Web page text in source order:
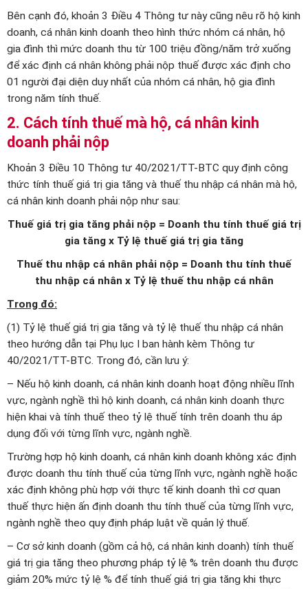
Bên cạnh đó, khoản 3 Điều 4 Thông tư này cũng nêu rõ hộ kinh
doanh, cá nhân kinh doanh theo hình thức nhóm cá nhân, hộ
gia đình thì mức doanh thu từ 100 triệu đồng/năm trở xuống
để xác định cá nhân không phải nộp thuế được xác định cho
01 người đại diện duy nhất của nhóm cá nhân, hộ gia đình
trong năm tính thuế.
2. Cách tính thuế mà hộ, cá nhân kinh
doanh phải nộp
Khoản 3 Điều 10 Thông tư 40/2021/TT-BTC quy định công
thức tính thuế giá trị gia tăng và thuế thu nhập cá nhân mà hộ,
cá nhân kinh doanh phải nộp như sau:
Thuế giá trị gia tăng phải nộp = Doanh thu tính thuế giá trị
gia tăng x Tỷ lệ thuế giá trị gia tăng
Thuế thu nhập cá nhân phải nộp = Doanh thu tính thuế
thu nhập cá nhân x Tỷ lệ thuế thu nhập cá nhân
Trong đó:
(1) Tỷ lệ thuế giá trị gia tăng và tỷ lệ thuế thu nhập cá nhân
theo hướng dẫn tại Phụ lục I ban hành kèm Thông tư
40/2021/TT-BTC. Trong đó, cần lưu ý:
– Nếu hộ kinh doanh, cá nhân kinh doanh hoạt động nhiều lĩnh
vực, ngành nghề thì hộ kinh doanh, cá nhân kinh doanh thực
hiện khai và tính thuế theo tỷ lệ thuế tính trên doanh thu áp
dụng đối với từng lĩnh vực, ngành nghề.
Trường hợp hộ kinh doanh, cá nhân kinh doanh không xác định
được doanh thu tính thuế của từng lĩnh vực, ngành nghề hoặc
xác định không phù hợp với thực tế kinh doanh thì cơ quan
thuế thực hiện ấn định doanh thu tính thuế của từng lĩnh vực,
ngành nghề theo quy định pháp luật về quản lý thuế.
– Cơ sở kinh doanh (gồm cả hộ, cá nhân kinh doanh) tính thuế
giá trị gia tăng theo phương pháp tỷ lệ % trên doanh thu được
giảm 20% mức tỷ lệ % để tính thuế giá trị gia tăng khi thực